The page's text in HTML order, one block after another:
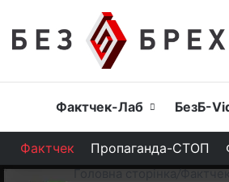
Головна
Фактчек-Лаб БезБ-
Фактчек Пропаганда-СТОП
Головна сторінка/